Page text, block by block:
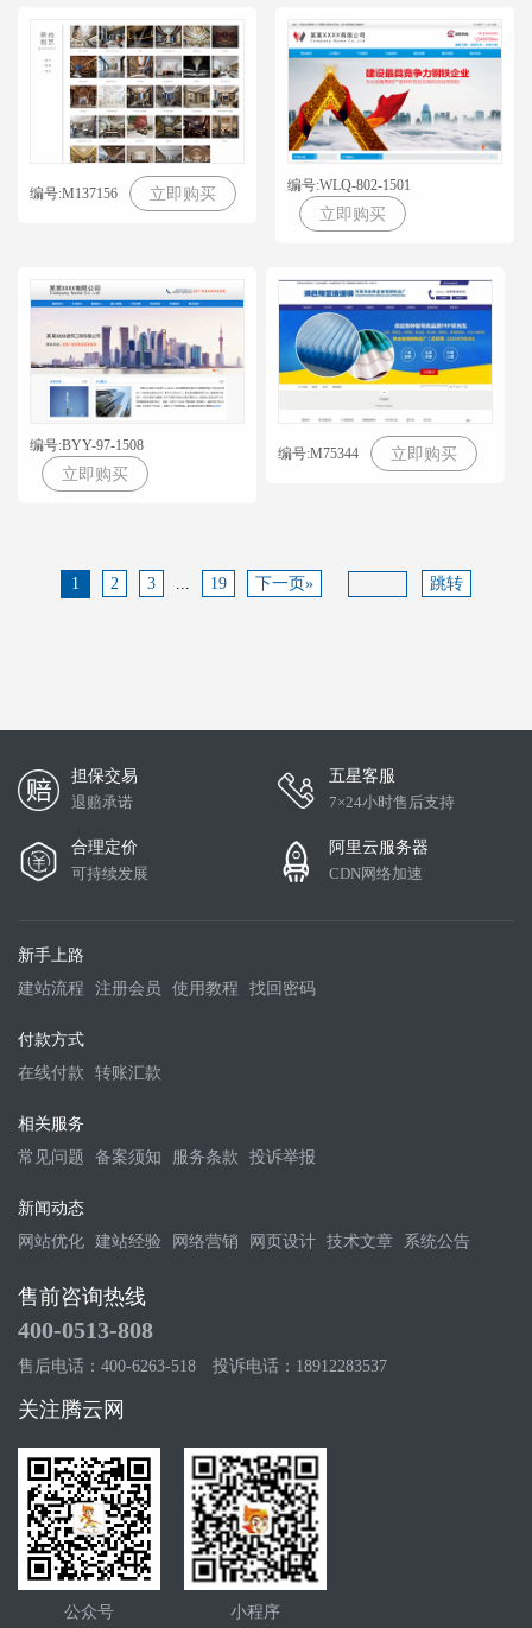
编号:M137156 立即购买 编号:WLQ-802-1501
立即购买
编号:BYY-97-1508
立即购买
编号:M75344 立即购买
1 2 3 ... 19 下一页» 跳转
担保交易
退赔承诺
五星客服
7×24小时售后支持
合理定价
可持续发展
阿里云服务器
CDN网络加速
新手上路
建站流程
注册会员 使用教程 找回密码
付款方式
在线付款
转账汇款
相关服务
常见问题
备案须知 服务条款 投诉举报
新闻动态
网站优化 建站经验 网络营销 网页设计 技术文章 系统公告
售前咨询热线
400-0513-808
售后电话：400-6263-518 投诉电话：18912283537
关注腾云网
公众号 小程序